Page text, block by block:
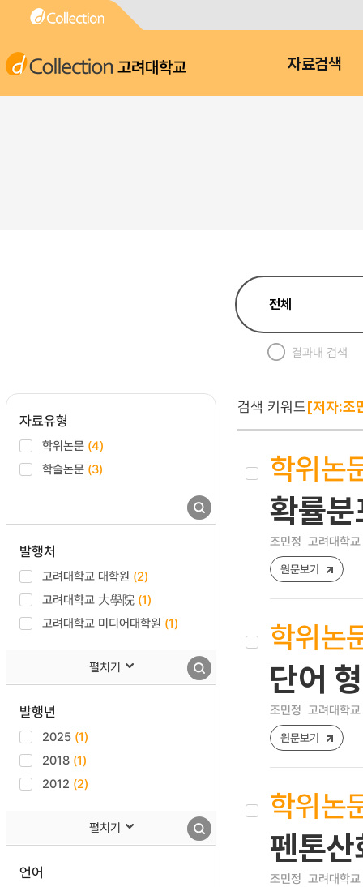
고려대학교 자료검색
결과내 검색
자료유형
학위논문 (4)
학술논문 (3)
발행처
고려대학교 대학원 (2)
고려대학교 大學院 (1)
고려대학교 미디어대학원 (1)
펼치기
발행년
2025 (1)
2018 (1)
2012 (2)
펼치기
언어
검색 키워드[저자:조
학위논
확률
조민정 고려대학
원문보기
학위논
단어
조민정 고려대학
원문보기
학위논
펜톤
조민정 고려대학